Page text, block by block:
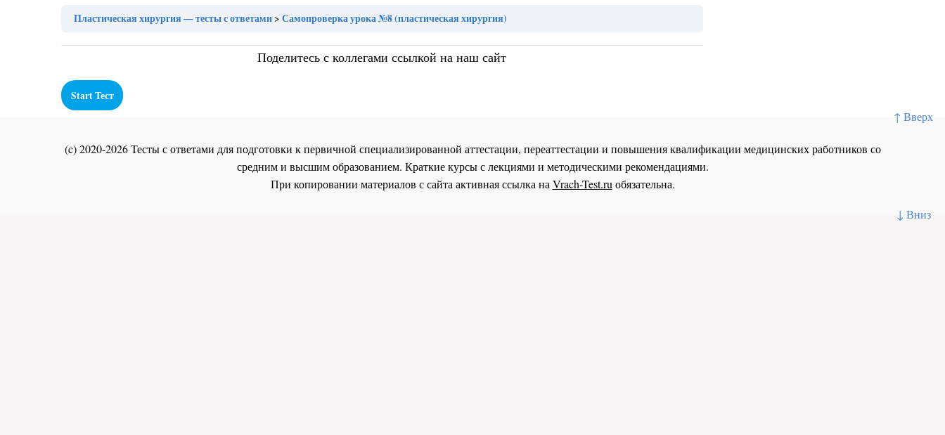
↑ Вверх
↓ Вниз
Пластическая хирургия — тесты с ответами Самопроверка урока №8 (пластическая хирургия)
Поделитесь с коллегами ссылкой на наш сайт
(c) 2020-2026 Тесты с ответами для подготовки к первичной специализированной аттестации, переаттестации и повышения квалификации медицинских работников со
средним и высшим образованием. Краткие курсы с лекциями и методическими рекомендациями.
При копировании материалов с сайта активная ссылка на Vrach-Test.ru обязательна.